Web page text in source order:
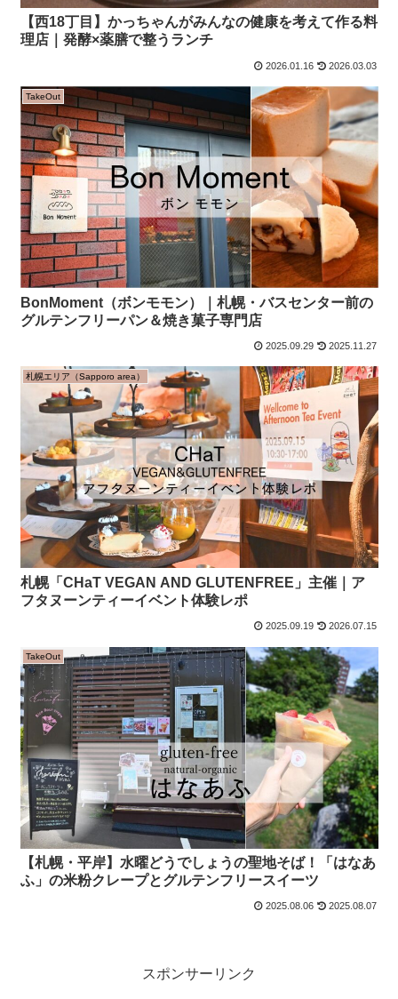
【西18丁目】かっちゃんがみんなの健康を考えて作る料
理店｜発酵×薬膳で整うランチ
2026.01.16 2026.03.03
TakeOut
BonMoment（ボンモモン）｜札幌・バスセンター前の
グルテンフリーパン＆焼き菓子専門店
2025.09.29 2025.11.27
札幌エリア（Sapporo area）
札幌「CHaT VEGAN AND GLUTENFREE」主催｜ア
フタヌーンティーイベント体験レポ
2025.09.19 2026.07.15
TakeOut
【札幌・平岸】水曜どうでしょうの聖地そば！「はなあ
ふ」の米粉クレープとグルテンフリースイーツ
2025.08.06 2025.08.07
スポンサーリンク